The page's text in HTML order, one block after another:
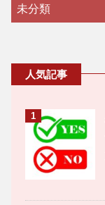
未分類
人気記事
1